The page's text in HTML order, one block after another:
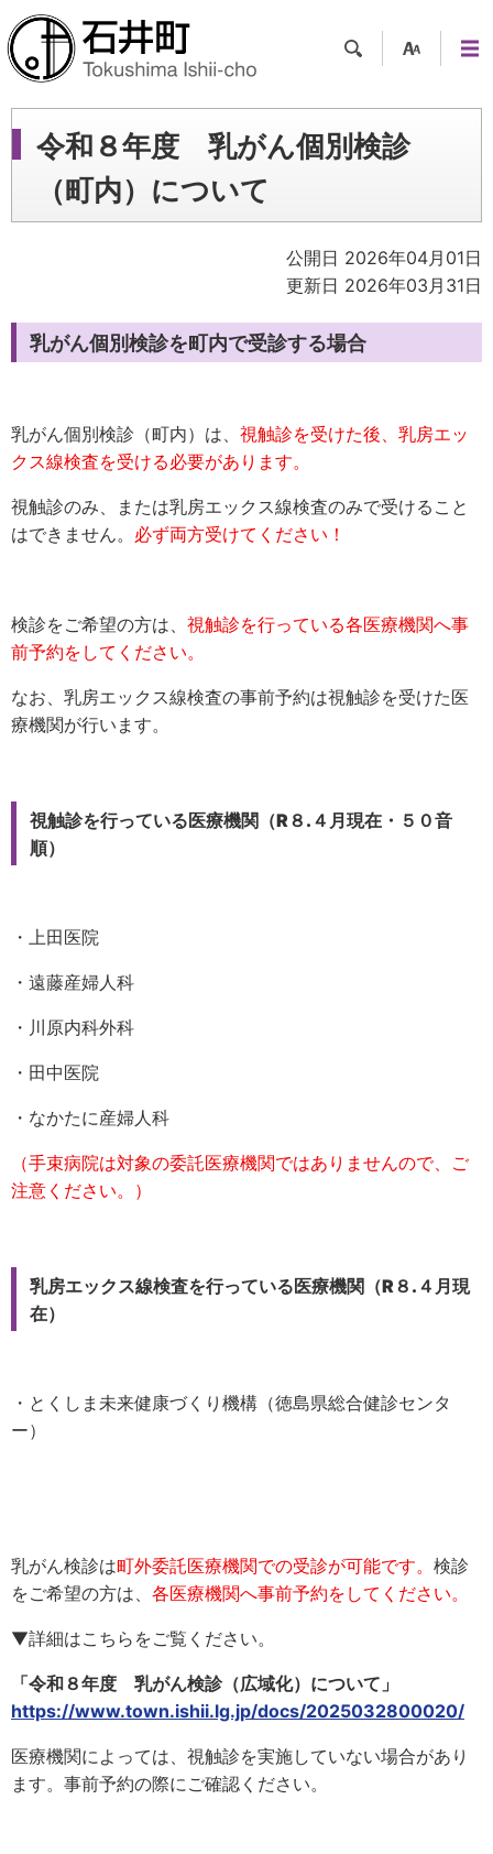
ツー
ル
ュー
令和８年度 乳がん個別検診
（町内）について
公開日 2026年04月01日
更新日 2026年03月31日
乳がん個別検診を町内で受診する場合
乳がん個別検診（町内）は、 視触診を受けた後、乳房エッ
クス線検査を受ける必要があります。
視触診のみ、または乳房エックス線検査のみで受けること
はできません。 必ず両方受けてください！
検診をご希望の方は、 視触診を行っている各医療機関へ事
前予約をしてください。
なお、 乳房エックス線検査の事前予約は視触診を受けた医
療機関が行います。
視触診を行っている医療機関（R８.４月現在・５０音
順）
・上田医院
・遠藤産婦人科
・川原内科外科
・田中医院
・なかたに産婦人科
（手束病院は対象の委託医療機関ではありませんので、ご
注意ください。）
乳房エックス線検査を行っている医療機関（R８.４月現
在）
・とくしま未来健康づくり機構（徳島県総合健診センタ
ー）
乳がん検診は町外委託医療機関での受診が可能です。 検診
をご希望の方は、 各医療機関へ事前予約をしてください。
▼詳細はこちらをご覧ください。
「令和８年度 乳がん検診（広域化）について」
https://www.town.ishii.lg.jp/docs/2025032800020/
医療機関によっては、視触診を実施していない場合があり
ます。事前予約の際にご確認ください。